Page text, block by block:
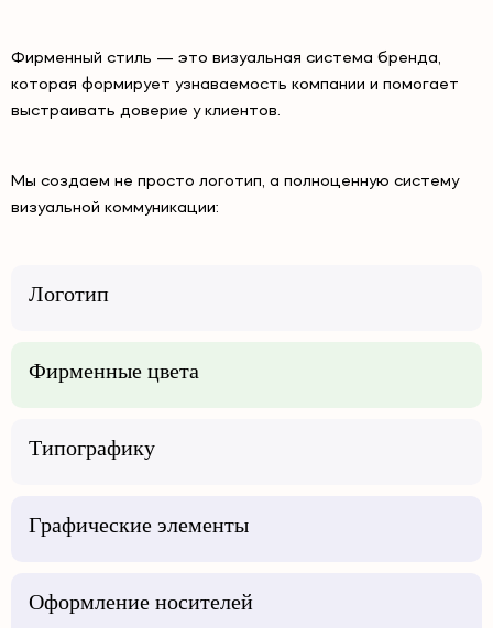
Фирменный стиль — это визуальная система бренда,
которая формирует узнаваемость компании и помогает
выстраивать доверие у клиентов.
Мы создаем не просто логотип, а полноценную систему
визуальной коммуникации:
Логотип
Фирменные цвета
Типографику
Графические элементы
Оформление носителей